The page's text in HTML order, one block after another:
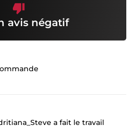
avis négatif
a fait le travail